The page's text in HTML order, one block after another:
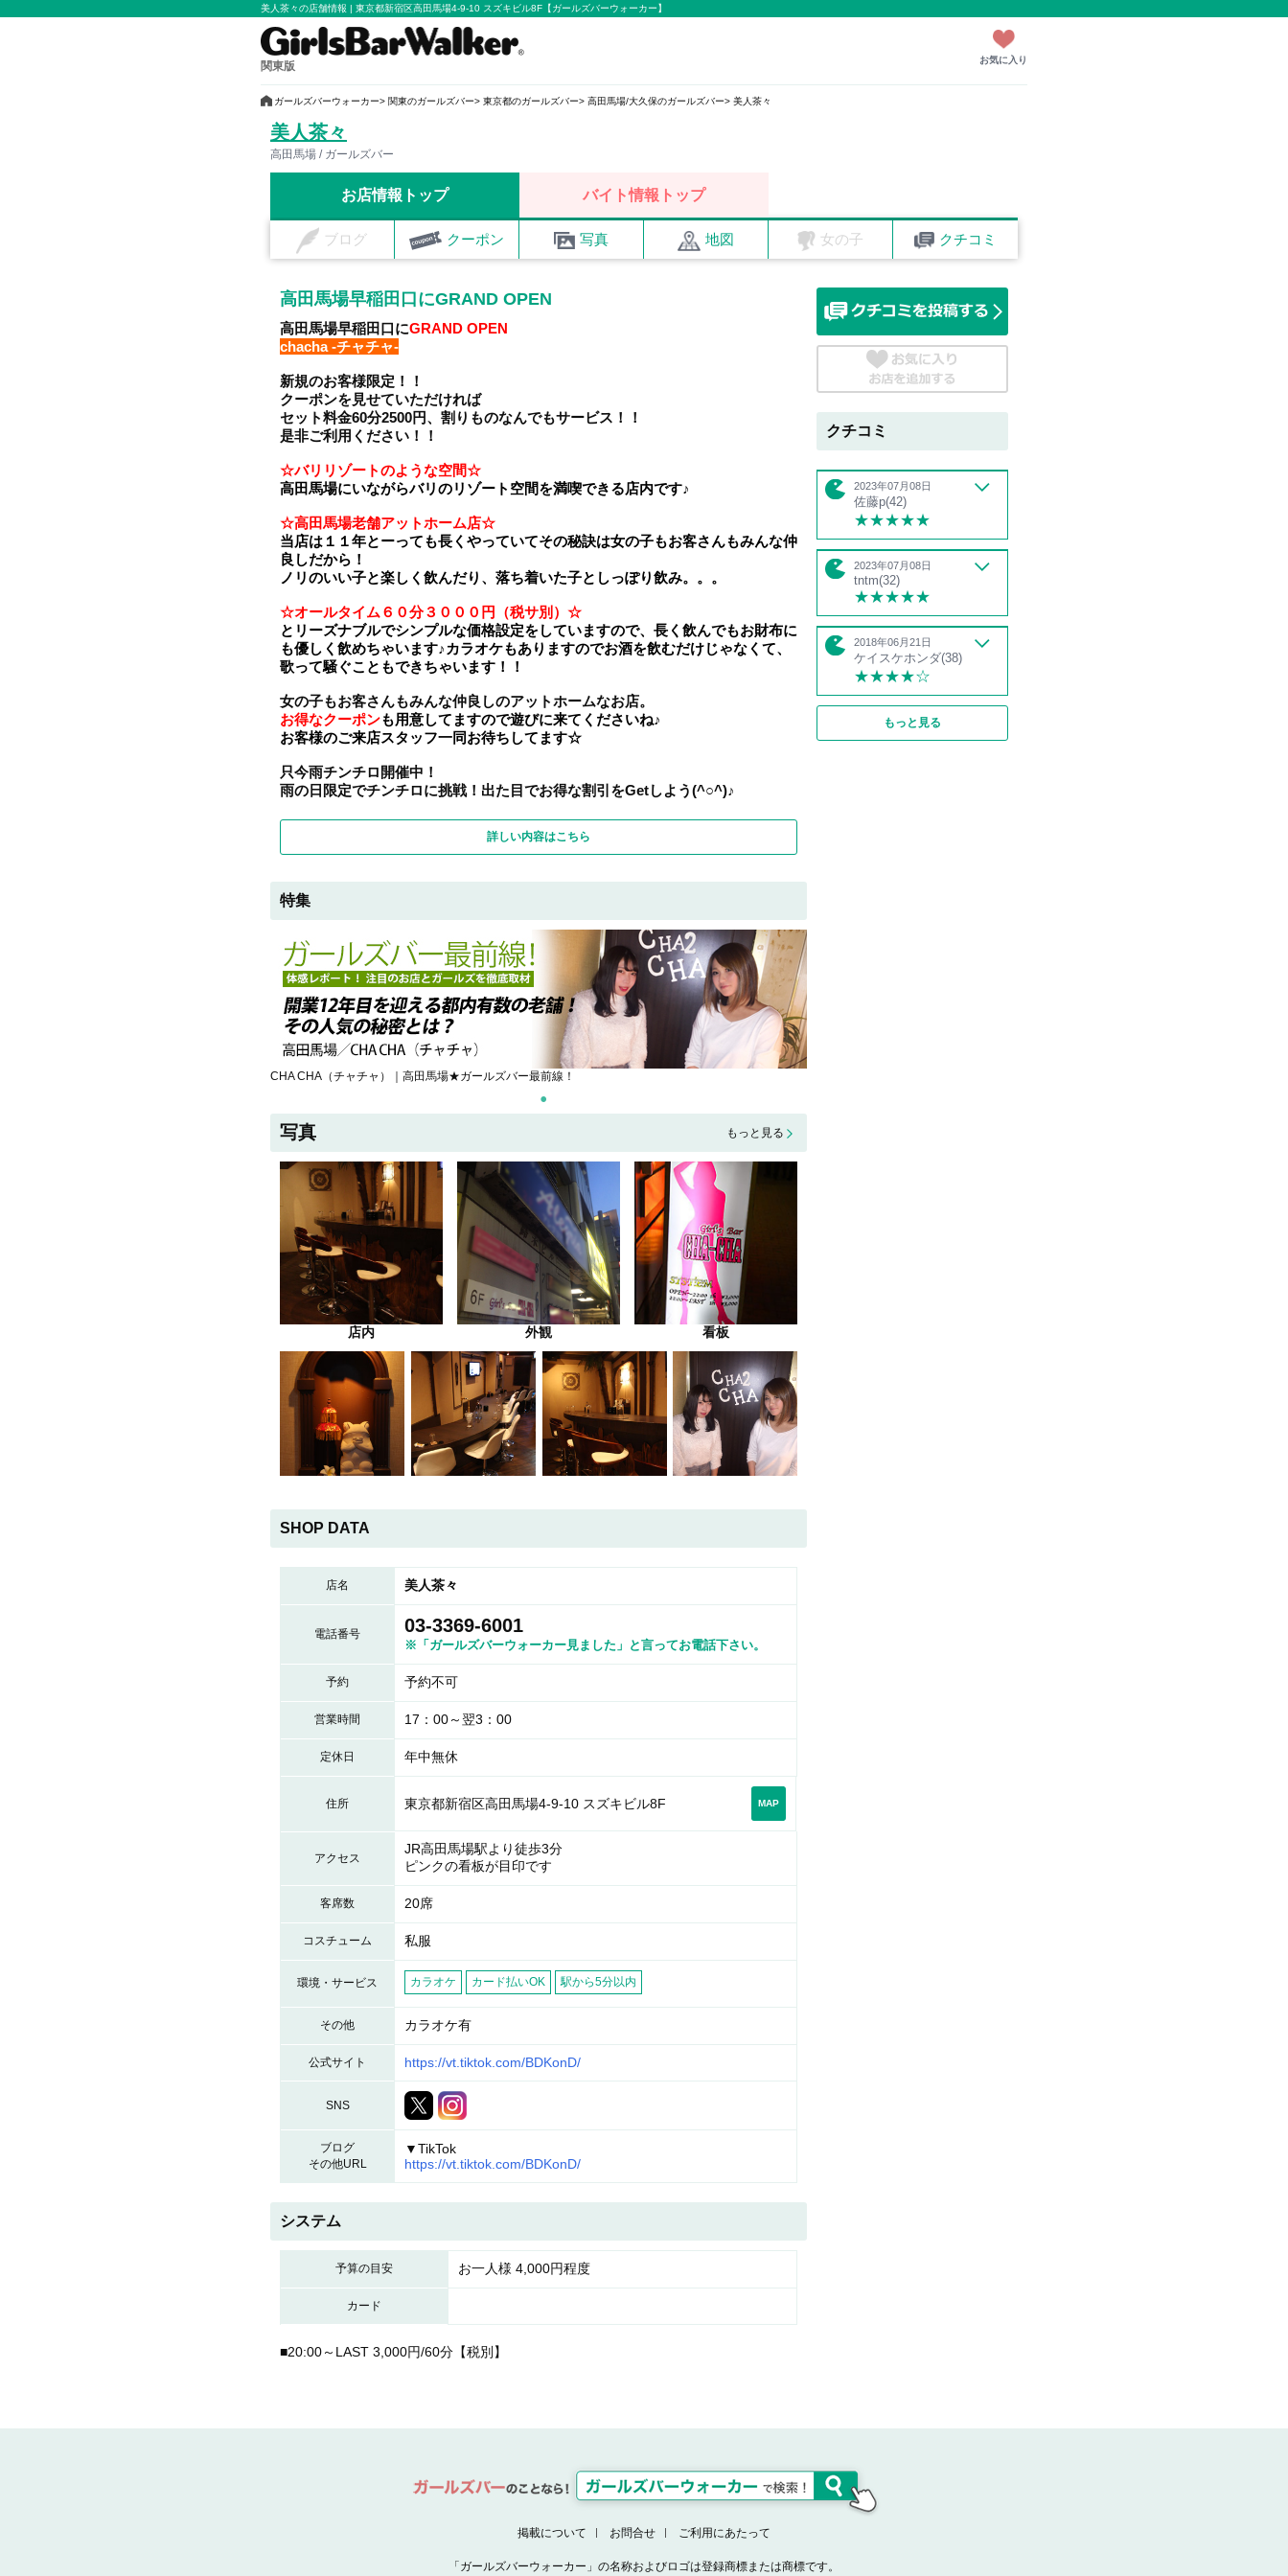
美人茶々の店舗情報 | 東京都新宿区高田馬場4-9-10 スズキビル8F【ガールズバーウォーカー】
関東版 お気に入り
ガールズバーウォーカー 関東のガールズバー 東京都のガールズバー 高田馬場/大久保のガールズバー 美人茶々
美人茶々
高田馬場 / ガールズバー
お店情報トップ バイト情報トップ
ブログ クーポン 写真 地図 女の子 クチコミ
高田馬場早稲田口にGRAND OPEN
高田馬場早稲田口にGRAND OPEN
chacha -チャチャ-
新規のお客様限定！！
クーポンを見せていただければ
セット料金60分2500円、割りものなんでもサービス！！
是非ご利用ください！！
☆バリリゾートのような空間☆
高田馬場にいながらバリのリゾート空間を満喫できる店内です♪
☆高田馬場老舗アットホーム店☆
当店は１１年とーっても長くやっていてその秘訣は女の子もお客さんもみんな仲
良しだから！
ノリのいい子と楽しく飲んだり、落ち着いた子としっぽり飲み。。。
☆オールタイム６０分３０００円（税サ別）☆
とリーズナブルでシンプルな価格設定をしていますので、長く飲んでもお財布に
も優しく飲めちゃいます♪カラオケもありますのでお酒を飲むだけじゃなくて、
歌って騒ぐこともできちゃいます！！
女の子もお客さんもみんな仲良しのアットホームなお店。
お得なクーポンも用意してますので遊びに来てくださいね♪
お客様のご来店スタッフ一同お待ちしてます☆
只今雨チンチロ開催中！
雨の日限定でチンチロに挑戦！出た目でお得な割引をGetしよう(^○^)♪
詳しい内容はこちら
特集
CHA CHA（チャチャ）｜高田馬場★ガールズバー最前線！
写真 もっと見る
店内 外観 看板
SHOP DATA
店名 美人茶々
電話番号 03-3369-6001
※「ガールズバーウォーカー見ました」と言ってお電話下さい。
予約 予約不可
営業時間 17：00～翌3：00
定休日 年中無休
住所 東京都新宿区高田馬場4-9-10 スズキビル8F MAP
アクセス
JR高田馬場駅より徒歩3分
ピンクの看板が目印です
客席数 20席
コスチューム 私服
環境・サービス カラオケ カード払いOK 駅から5分以内
その他 カラオケ有
公式サイト https://vt.tiktok.com/BDKonD/
SNS
ブログ
その他URL
▼TikTok
https://vt.tiktok.com/BDKonD/
システム
予算の目安 お一人様 4,000円程度
カード
■20:00～LAST 3,000円/60分【税別】
クチコミ
2023年07月08日
佐藤p(42)
★★★★★
2023年07月08日
tntm(32)
★★★★★
2018年06月21日
ケイスケホンダ(38)
★★★★☆
もっと見る
掲載について お問合せ ご利用にあたって
「ガールズバーウォーカー」の名称およびロゴは登録商標または商標です。